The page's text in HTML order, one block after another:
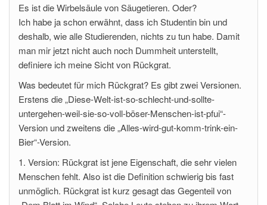
Es ist die Wirbelsäule von Säugetieren. Oder?
Ich habe ja schon erwähnt, dass ich Studentin bin und
deshalb, wie alle Studierenden, nichts zu tun habe. Damit
man mir jetzt nicht auch noch Dummheit unterstellt,
definiere ich meine Sicht von Rückgrat.
Was bedeutet für mich Rückgrat? Es gibt zwei Versionen.
Erstens die „Diese-Welt-ist-so-schlecht-und-sollte-
untergehen-weil-sie-so-voll-böser-Menschen-ist-pfui“-
Version und zweitens die „Alles-wird-gut-komm-trink-ein-
Bier“-Version.
1. Version: Rückgrat ist jene Eigenschaft, die sehr vielen
Menschen fehlt. Also ist die Definition schwierig bis fast
unmöglich. Rückgrat ist kurz gesagt das Gegenteil von